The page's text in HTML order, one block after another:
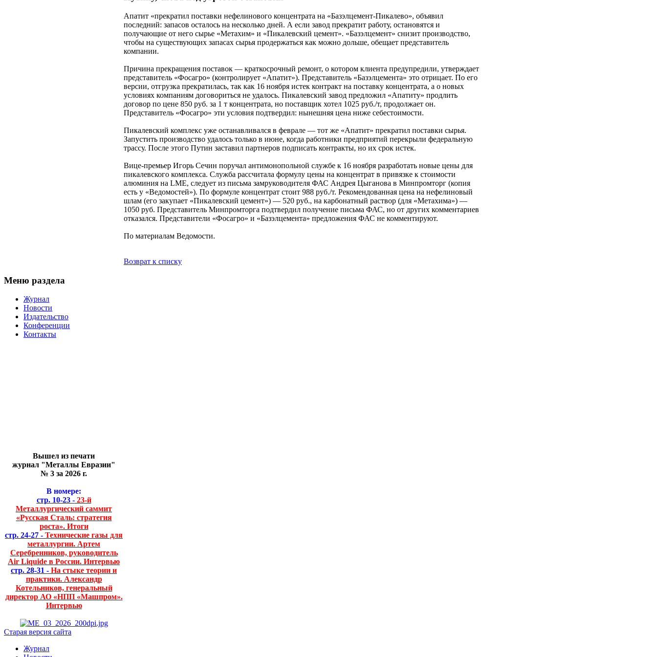
Апатит «прекратил поставки нефелинового концентрата на «Базэлцемент-Пикалево», объявил
последний: запасов осталось на несколько дней. А если завод прекратит работу, остановятся и
получающие от него сырье «Метахим» и «Пикалевский цемент». «Базэлцемент» снизит производство,
чтобы на существующих запасах сырья продержаться как можно дольше, обещает представитель
компании.
Причина прекращения поставок — краткосрочный ремонт, о котором клиента предупредили, утверждает
представитель «Фосагро» (контролирует «Апатит»). Представитель «Базэлцемента» это отрицает. По его
версии, отгрузка прекратилась, так как 16 ноября истек контракт на поставку концентрата, а о новых
условиях компаниям договориться не удалось. Пикалевский завод предложил «Апатиту» продлить
договор по цене 850 руб. за 1 т концентрата, но поставщик хотел 1025 руб./т, продолжает он.
Представитель «Фосагро» эти условия подтвердил: нынешняя цена ниже себестоимости.
Пикалевский комплекс уже останавливался в феврале — тот же «Апатит» прекратил поставки сырья.
Запустить производство удалось только в июне, когда работники предприятий перекрыли федеральную
трассу. После этого Путин заставил партнеров подписать контракты, но их срок истек.
Вице-премьер Игорь Сечин поручал антимонопольной службе к 16 ноября разработать новые цены для
пикалевского комплекса. Служба рассчитала формулу цены на концентрат в привязке к стоимости
алюминия на LME, следует из письма замруководителя ФАС Андрея Цыганова в Минпромторг (копия
есть у «Ведомостей»). По формуле концентрат стоит 988 руб./т. Рекомендованная цена на нефелиновый
шлам (его закупает «Пикалевский цемент») — 520 руб., на карбонатный раствор (для «Метахима») —
1050 руб. Представитель Минпромторга подтвердил получение письма ФАС, но от других комментариев
отказался. Представители «Фосагро» и «Базэлцемента» предложения ФАС не комментируют.
По материалам Ведомости.
Возврат к списку
Меню раздела
Журнал
Новости
Издательство
Конференции
Контакты
Вышел из печати
журнал "Металлы Евразии"
№ 3 за 2026 г.
В номере:
стр. 10-23 -23-й
Металлургический саммит
«Русская Сталь: стратегия
роста». Итоги
стр. 24-27 - Технические газы для
металлургии. Артем
Серебренников, руководитель
Air Liquide в России. Интервью
стр. 28-31 - На стыке теории и
практики. Александр
Котельников, генеральный
директор АО «НПП «Машпром».
Интервью
Старая версия сайта
Журнал